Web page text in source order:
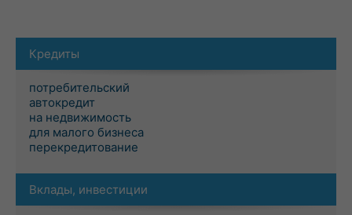
Кредиты
потребительский
автокредит
на недвижимость
для малого бизнеса
перекредитование
Вклады, инвестиции